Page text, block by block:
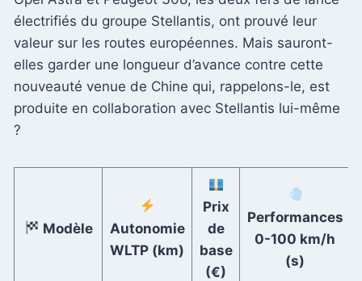
électrifiés du groupe Stellantis, ont prouvé leur
valeur sur les routes européennes. Mais sauront-
elles garder une longueur d’avance contre cette
nouveauté venue de Chine qui, rappelons-le, est
produite en collaboration avec Stellantis lui-même
?
Modèle
Autonomie
WLTP (km)
Prix
de
base
(€)
Performances
0-100 km/h
(s)